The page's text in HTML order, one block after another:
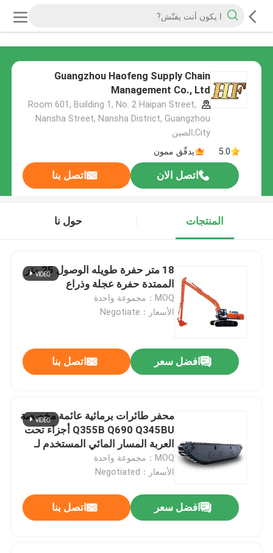
Guangzhou Haofeng Supply Chain
Management Co., Ltd
Room 601, Building 1, No. 2 Haipan Street,
Nansha Street, Nansha District, Guangzhou
City,الصين
5.0
يدقّق ممون
اتصل الان اتصل بنا
المنتجات حول نا
18 متر حفرة طويله الوصول 25 متر
الممتدة حفرة عجلة وذراع
MOQ：مجموعة واحدة
الأسعار：Negotiate
افضل سعر اتصل بنا
محفر طائرات برمائية عائمة مخصصة
Q355B Q690 Q345BU أجزاء تحت
العربة المسار المائي المستخدم لـ
Cat 320D PC200
MOQ：مجموعة واحدة
الأسعار：Negotiated
افضل سعر اتصل بنا